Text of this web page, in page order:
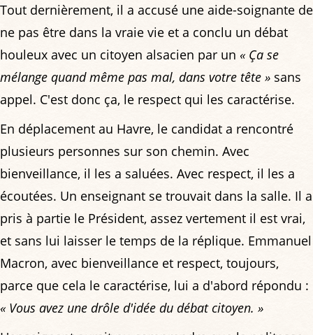
Tout dernièrement, il a accusé une aide-soignante de
ne pas être dans la vraie vie et a conclu un débat
houleux avec un citoyen alsacien par un « Ça se
mélange quand même pas mal, dans votre tête » sans
appel. C'est donc ça, le respect qui les caractérise.
En déplacement au Havre, le candidat a rencontré
plusieurs personnes sur son chemin. Avec
bienveillance, il les a saluées. Avec respect, il les a
écoutées. Un enseignant se trouvait dans la salle. Il a
pris à partie le Président, assez vertement il est vrai,
et sans lui laisser le temps de la réplique. Emmanuel
Macron, avec bienveillance et respect, toujours,
parce que cela le caractérise, lui a d'abord répondu :
« Vous avez une drôle d'idée du débat citoyen. »